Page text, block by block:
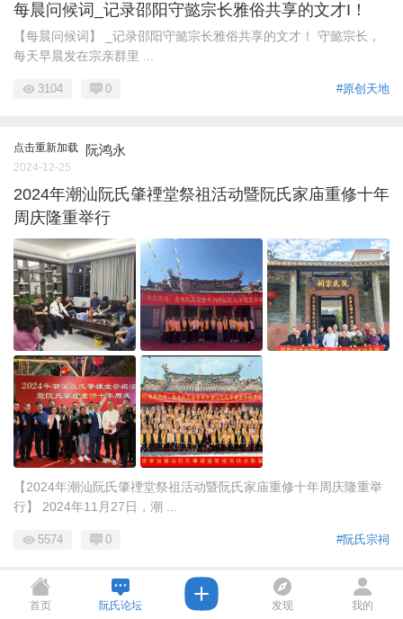
每晨问候词_记录邵阳守懿宗长雅俗共享的文才I！
【每晨问候词】 _记录邵阳守懿宗长雅俗共享的文才！ 守懿宗长，
每天早晨发在宗亲群里 ...
#原创天地
3104 0
点击重新加载 阮鸿永
2024-12-25
2024年潮汕阮氏肇禋堂祭祖活动暨阮氏家庙重修十年
周庆隆重举行
【2024年潮汕阮氏肇禋堂祭祖活动暨阮氏家庙重修十年周庆隆重举
行】 2024年11月27日，潮 ...
#阮氏宗祠
5574 0
点击重新加载 阮鸿永
首页 阮氏论坛 发现 我的